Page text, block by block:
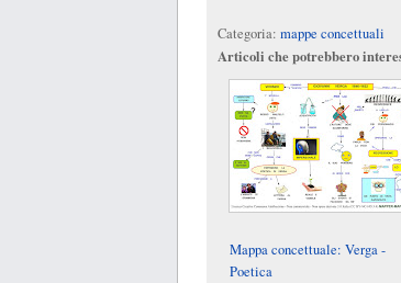
Categoria: mappe concettuali
Articoli che potrebbero
Mappa concettuale: Verga -
Poetica